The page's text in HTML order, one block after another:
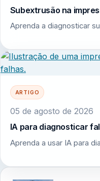
Subextrusão na
Aprenda a diagnosticar
ARTIGO
05 de agosto de 2026
IA para diagnosticar
Aprenda a usar IA para